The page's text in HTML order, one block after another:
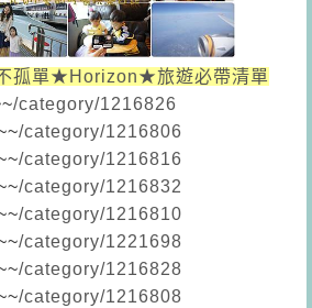
孤單★Horizon★旅遊必帶清單
/category/1216826
/category/1216806
/category/1216816
/category/1216832
/category/1216810
/category/1221698
/category/1216828
/category/1216808